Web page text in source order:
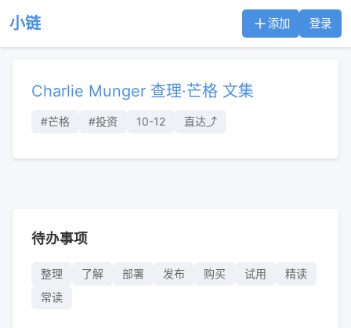
小链 添加 登录
Charlie Munger 查理·芒格 文集
#芒格 #投资 10-12 直达⤴︎
待办事项
整理 了解 部署 发布 购买 试用
精读
常读